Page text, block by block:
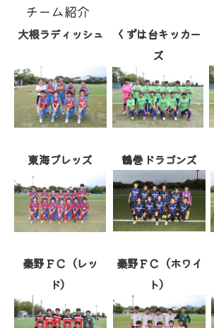
チーム紹介
大根ラディッシュ
くずは台キッカー
ズ
東海ブレッズ 鶴巻ドラゴンズ
秦野ＦＣ（レッ
ド）
秦野ＦＣ（ホワイ
ト）